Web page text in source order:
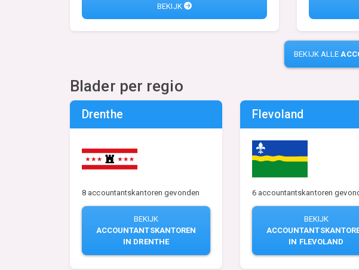
BEKIJK
BEKIJK ALLE
Blader per regio
Drenthe
8 accountantskantoren gevonden
BEKIJK
ACCOUNTANTSKANTOREN
IN DRENTHE
Flevoland
6 accountantskantoren
BEKIJK
IN FLEVOLAND